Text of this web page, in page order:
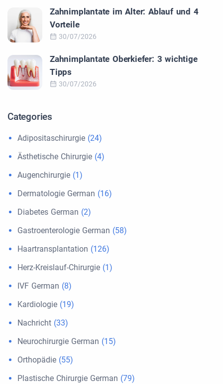
Zahnimplantate im Alter: Ablauf und 4
Vorteile
30/07/2026
Zahnimplantate Oberkiefer: 3 wichtige
Tipps
30/07/2026
Categories
Adipositaschirurgie (24)
Ästhetische Chirurgie (4)
Augenchirurgie (1)
Dermatologie German (16)
Diabetes German (2)
Gastroenterologie German (58)
Haartransplantation (126)
Herz-Kreislauf-Chirurgie (1)
IVF German (8)
Kardiologie (19)
Nachricht (33)
Neurochirurgie German (15)
Orthopädie (55)
Plastische Chirurgie German (79)